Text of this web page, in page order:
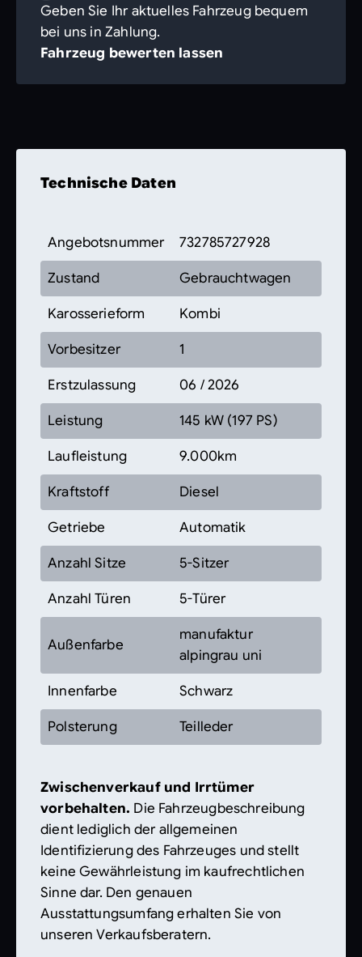
Geben Sie Ihr aktuelles Fahrzeug bequem
bei uns in Zahlung.
Fahrzeug bewerten lassen
Technische Daten
Angebotsnummer 732785727928
Zustand Gebrauchtwagen
Karosserieform Kombi
Vorbesitzer 1
Erstzulassung 06 / 2026
Leistung 145 kW (197 PS)
Laufleistung 9.000km
Kraftstoff Diesel
Getriebe Automatik
Anzahl Sitze 5-Sitzer
Anzahl Türen 5-Türer
Außenfarbe
manufaktur
alpingrau uni
Innenfarbe Schwarz
Polsterung Teilleder
Zwischenverkauf und Irrtümer
vorbehalten. Die Fahrzeugbeschreibung
dient lediglich der allgemeinen
Identifizierung des Fahrzeuges und stellt
keine Gewährleistung im kaufrechtlichen
Sinne dar. Den genauen
Ausstattungsumfang erhalten Sie von
unseren Verkaufsberatern.